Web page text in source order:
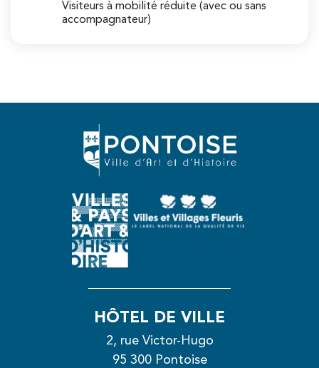
Visiteurs à mobilité réduite (avec ou sans
accompagnateur)
HÔTEL DE VILLE
2, rue Victor-Hugo
95 300 Pontoise